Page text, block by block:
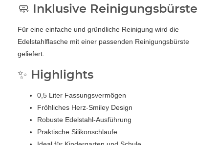
🧼 Inklusive Reinigungsbürste
Für eine einfache und gründliche Reinigung wird die
Edelstahlflasche mit einer passenden Reinigungsbürste
geliefert.
✨ Highlights
0,5 Liter Fassungsvermögen
Fröhliches Herz-Smiley Design
Robuste Edelstahl-Ausführung
Praktische Silikonschlaufe